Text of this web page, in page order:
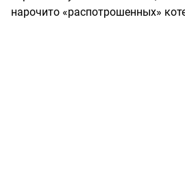
нарочито «распотрошенных»